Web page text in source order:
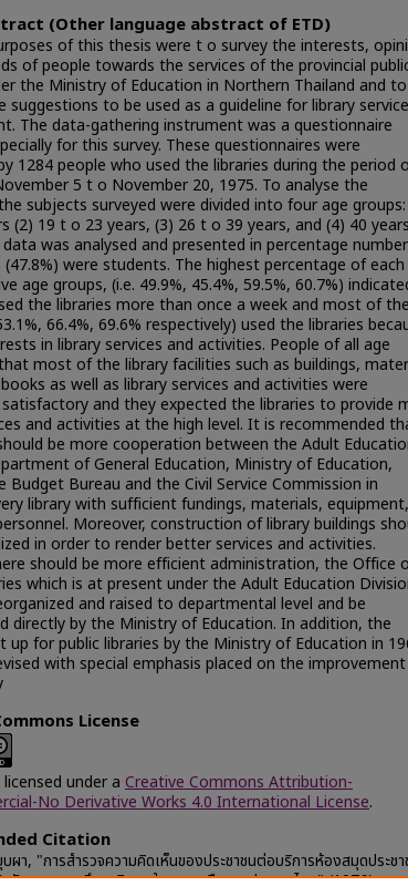
(Other language abstract of ETD)
of this thesis were t o survey the interests,
of people towards the services of the provincial
the Ministry of Education in Northern Thailand and to
suggestions to be used as a guideline for library service
The data-gathering instrument was a questionnaire
for this survey. These questionnaires were
1284 people who used the libraries during the period
5 t o November 20, 1975. To analyse the
subjects surveyed were divided into four age groups:
(2) 19 t o 23 years, (3) 26 t o 39 years, and (4) 40 years
was analysed and presented in percentage
(47.8%) were students. The highest percentage of
age groups, (i.e. 49.9%, 45.4%, 59.5%, 60.7%)
the libraries more than once a week and most of
66.4%, 69.6% respectively) used the libraries
in library services and activities. People of all age
most of the library facilities such as buildings,
as well as library services and activities were
and they expected the libraries to provide
and activities at the high level. It is recommended
be more cooperation between the Adult
of General Education, Ministry of Education,
Budget Bureau and the Civil Service Commission in
library with sufficient fundings, materials, equipment,
Moreover, construction of library buildings
in order to render better services and activities.
should be more efficient administration, the Office
which is at present under the Adult Education
and raised to departmental level and be
directly by the Ministry of Education. In addition, the
up for public libraries by the Ministry of Education in
with special emphasis placed on the
License
under a Creative Commons Attribution-
No Derivative Works 4.0 International License.
Citation
ผา, "การสำรวจความคิดเห็นของประชาชนต่อบริการห้องสมุดประชา
กัดกระทรวงศึกษาธิการ ในภาคเหนือของประเทศไทย" (1976).